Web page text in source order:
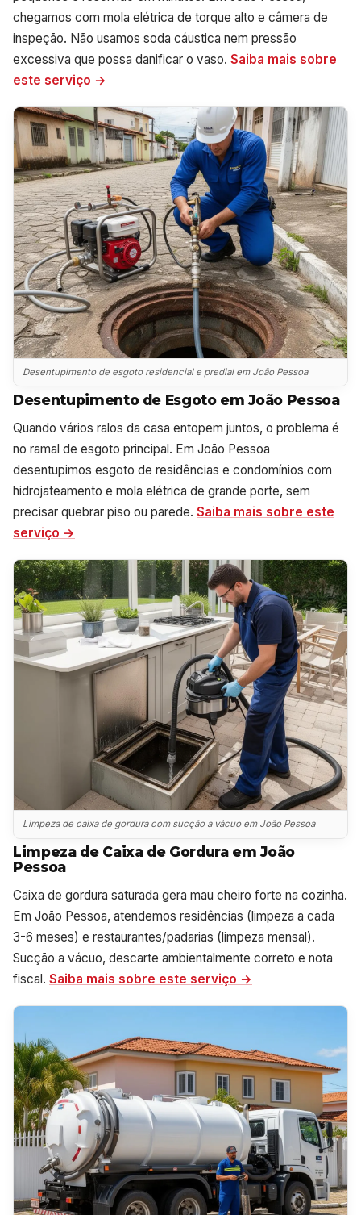
chegamos com mola elétrica de torque alto e câmera de
inspeção. Não usamos soda cáustica nem pressão
excessiva que possa danificar o vaso. Saiba mais sobre
este serviço →
Desentupimento de esgoto residencial e predial em João Pessoa
Desentupimento de Esgoto em João Pessoa
Quando vários ralos da casa entopem juntos, o problema é
no ramal de esgoto principal. Em João Pessoa
desentupimos esgoto de residências e condomínios com
hidrojateamento e mola elétrica de grande porte, sem
precisar quebrar piso ou parede. Saiba mais sobre este
serviço →
Limpeza de caixa de gordura com sucção a vácuo em João Pessoa
Limpeza de Caixa de Gordura em João
Pessoa
Caixa de gordura saturada gera mau cheiro forte na cozinha.
Em João Pessoa, atendemos residências (limpeza a cada
3-6 meses) e restaurantes/padarias (limpeza mensal).
Sucção a vácuo, descarte ambientalmente correto e nota
fiscal. Saiba mais sobre este serviço →